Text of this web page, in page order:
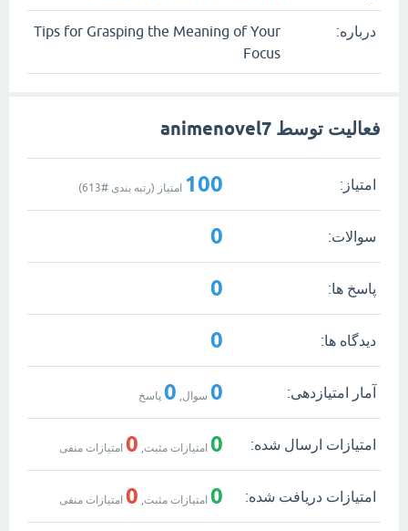
درباره:
Tips for Grasping the Meaning of Your
Focus
فعالیت توسط animenovel7
امتیاز: 100 امتیاز (رتبه بندی #613
)
سوالات: 0
پاسخ ها: 0
دیدگاه ها: 0
آمار امتیازدهی: 0 سوال, 0 پاسخ
امتیازات ارسال شده: 0 امتیازات مثبت, 0 امتیازات منفی
امتیازات دریافت شده: 0 امتیازات مثبت, 0 امتیازات منفی